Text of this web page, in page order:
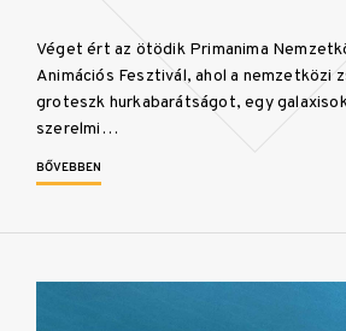
Véget ért az ötödik Primanima
Animációs Fesztivál, ahol a nemzetközi
groteszk hurkabarátságot, egy
szerelmi…
BŐVEBBEN